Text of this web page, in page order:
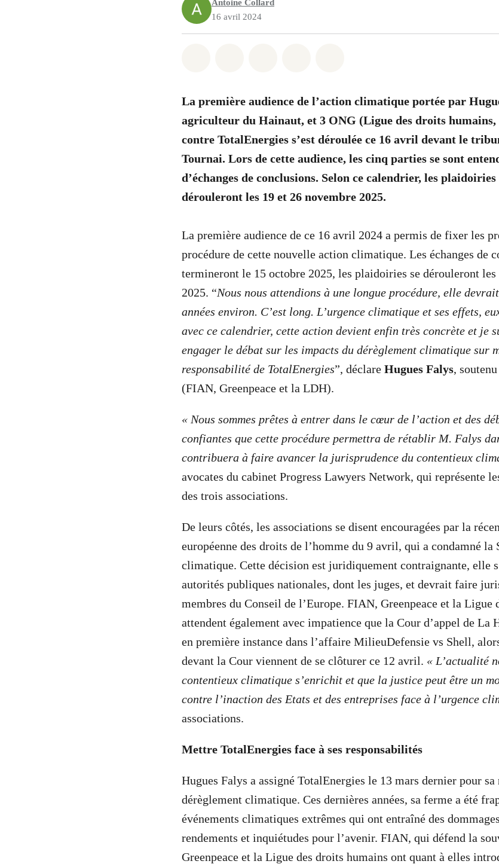
Antoine Collard
16 avril 2024
La première audience de l’action climatique portée par
agriculteur du Hainaut, et 3 ONG (Ligue des droits humains,
contre TotalEnergies s’est déroulée ce 16 avril devant le
Tournai. Lors de cette audience, les cinq parties se sont
d’échanges de conclusions. Selon ce calendrier, les
dérouleront les 19 et 26 novembre 2025.
La première audience de ce 16 avril 2024 a permis de fixer les
procédure de cette nouvelle action climatique. Les échanges de
termineront le 15 octobre 2025, les plaidoiries se dérouleront les
2025. “Nous nous attendions à une longue procédure, elle
années environ. C’est long. L’urgence climatique et ses effets,
avec ce calendrier, cette action devient enfin très concrète et je
engager le débat sur les impacts du dérèglement climatique sur
responsabilité de TotalEnergies”, déclare Hugues Falys,
(FIAN, Greenpeace et la LDH).
« Nous sommes prêtes à entrer dans le cœur de l’action et des
confiantes que cette procédure permettra de rétablir M. Falys
contribuera à faire avancer la jurisprudence du contentieux
avocates du cabinet Progress Lawyers Network, qui représente
des trois associations.
De leurs côtés, les associations se disent encouragées par la
européenne des droits de l’homme du 9 avril, qui a condamné la
climatique. Cette décision est juridiquement contraignante, elle
autorités publiques nationales, dont les juges, et devrait faire
membres du Conseil de l’Europe. FIAN, Greenpeace et la Ligue
attendent également avec impatience que la Cour d’appel de La
en première instance dans l’affaire MilieuDefensie vs Shell,
devant la Cour viennent de se clôturer ce 12 avril. « L’actualité
contentieux climatique s’enrichit et que la justice peut être un
contre l’inaction des Etats et des entreprises face à l’urgence
associations.
Mettre TotalEnergies face à ses responsabilités
Hugues Falys a assigné TotalEnergies le 13 mars dernier pour
dérèglement climatique. Ces dernières années, sa ferme a été
événements climatiques extrêmes qui ont entraîné des
rendements et inquiétudes pour l’avenir. FIAN, qui défend la
Greenpeace et la Ligue des droits humains ont quant à elles